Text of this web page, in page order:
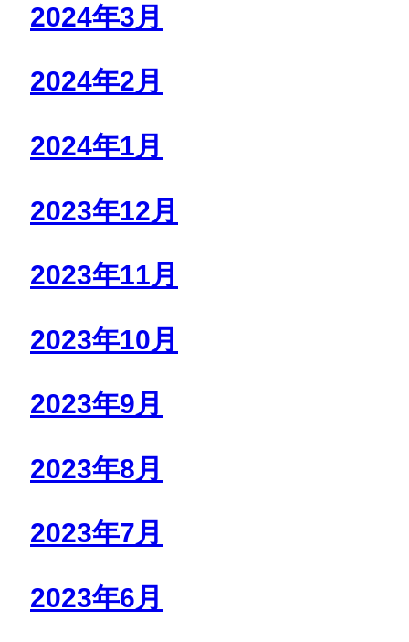
2024年3月
2024年2月
2024年1月
2023年12月
2023年11月
2023年10月
2023年9月
2023年8月
2023年7月
2023年6月